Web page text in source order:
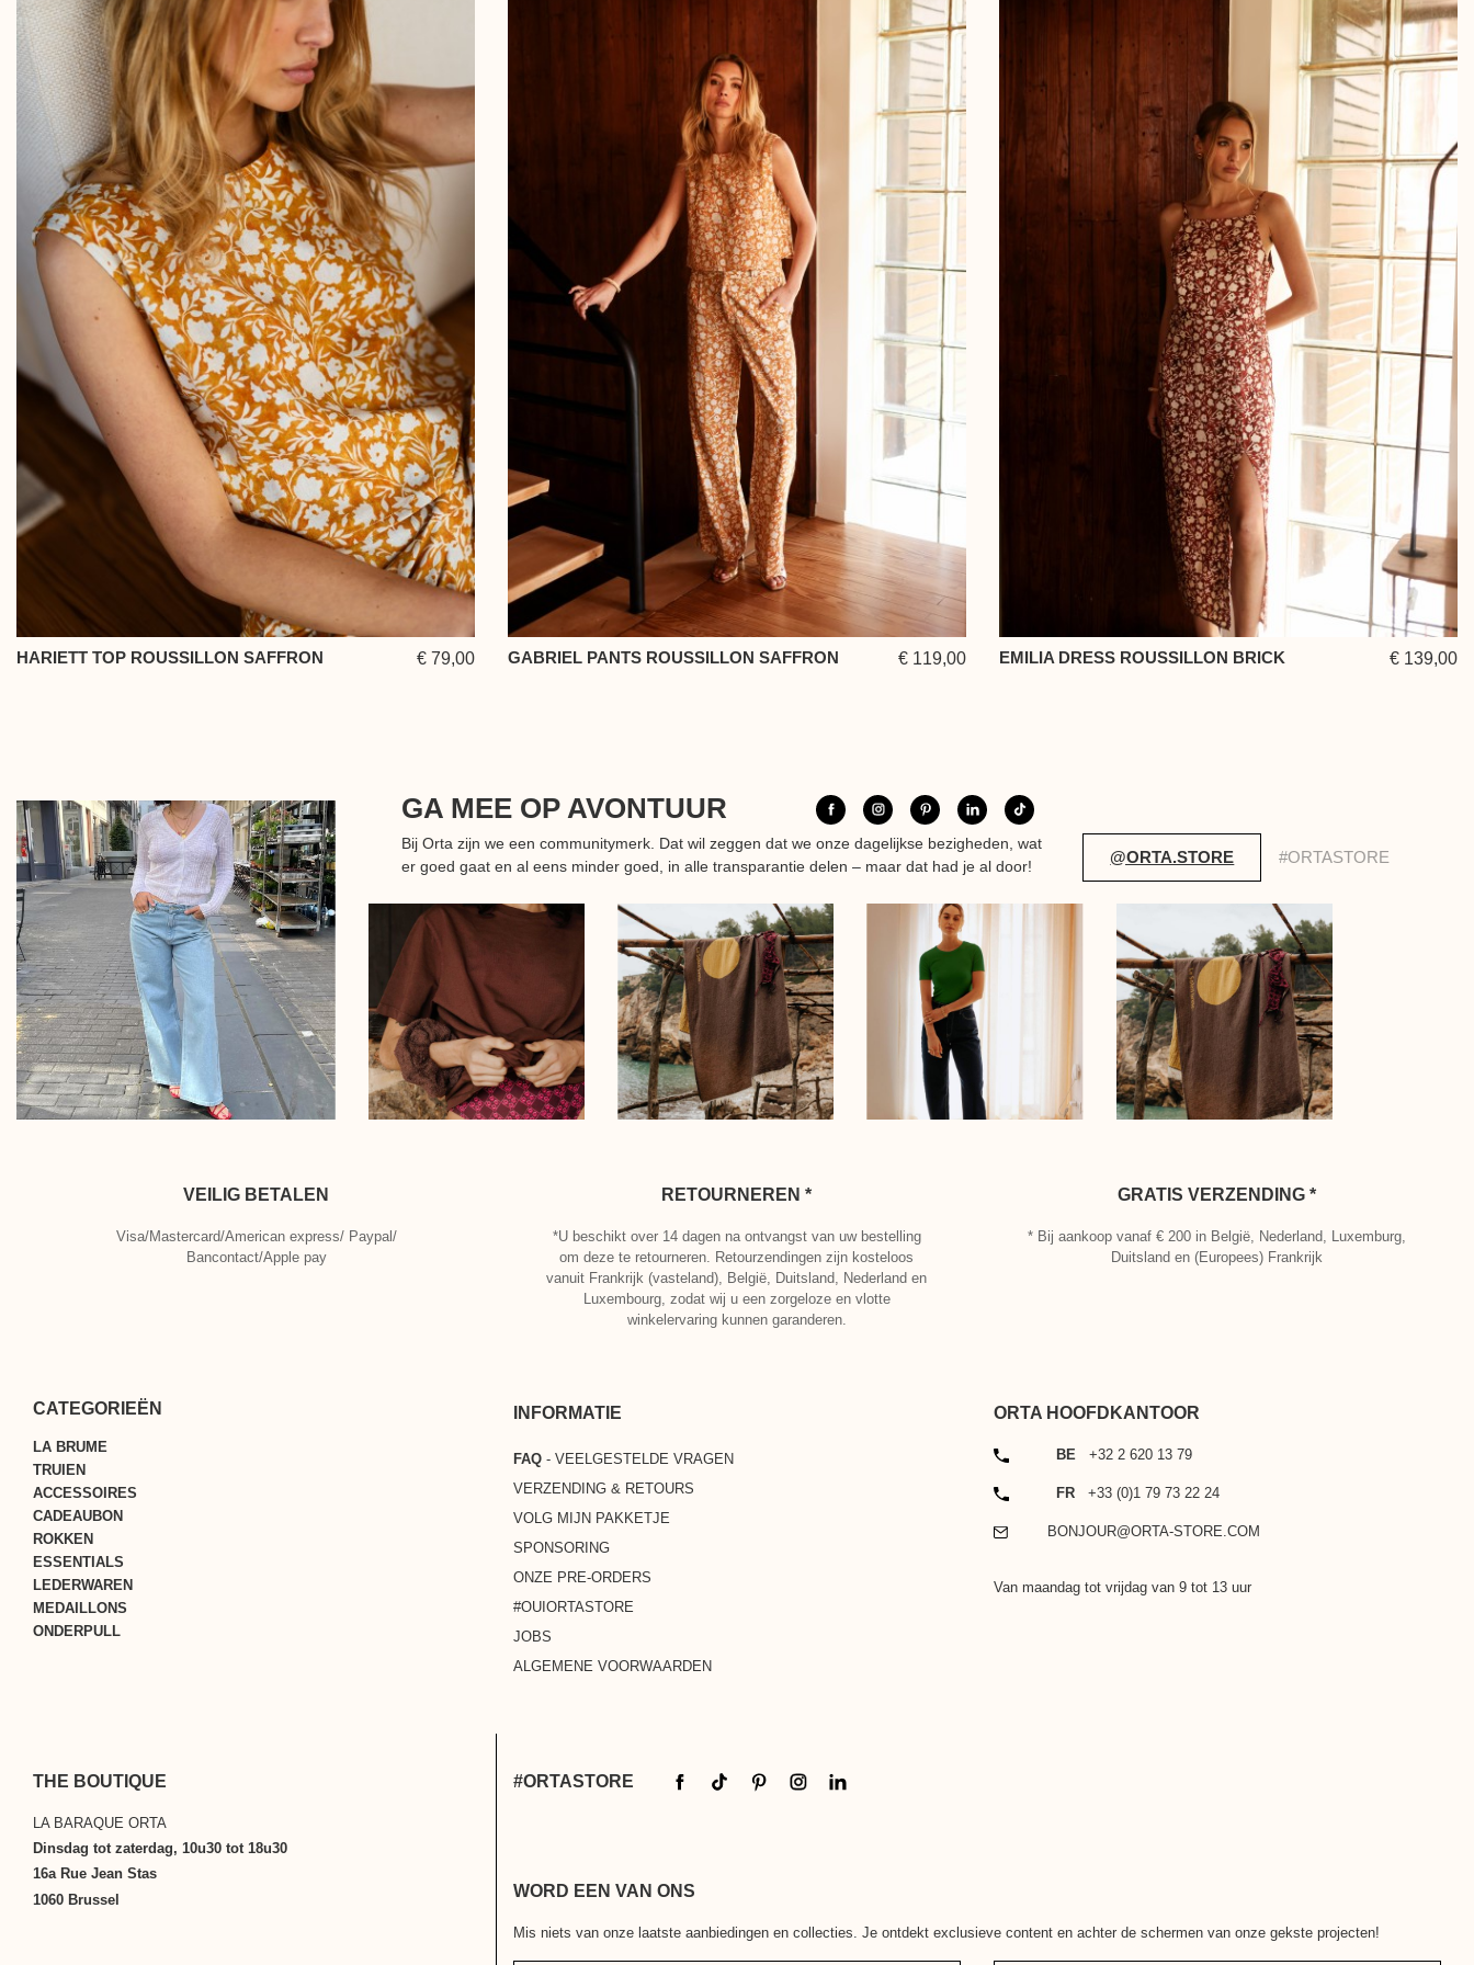
HARIETT TOP ROUSSILLON SAFFRON € 79,00 GABRIEL PANTS ROUSSILLON SAFFRON € 119,00 EMILIA DRESS ROUSSILLON BRICK € 139,00
GA MEE OP AVONTUUR
Bij Orta zijn we een communitymerk. Dat wil zeggen dat we onze dagelijkse bezigheden, wat
er goed gaat en al eens minder goed, in alle transparantie delen – maar dat had je al door!
@ORTA.STORE #ORTASTORE
VEILIG BETALEN
Visa/Mastercard/American express/ Paypal/
Bancontact/Apple pay
RETOURNEREN *
*U beschikt over 14 dagen na ontvangst van uw bestelling
om deze te retourneren. Retourzendingen zijn kosteloos
vanuit Frankrijk (vasteland), België, Duitsland, Nederland en
Luxembourg, zodat wij u een zorgeloze en vlotte
winkelervaring kunnen garanderen.
GRATIS VERZENDING *
* Bij aankoop vanaf € 200 in België, Nederland, Luxemburg,
Duitsland en (Europees) Frankrijk
CATEGORIEËN
LA BRUME
TRUIEN
ACCESSOIRES
CADEAUBON
ROKKEN
ESSENTIALS
LEDERWAREN
MEDAILLONS
ONDERPULL
INFORMATIE
ALGEMENE VOORWAARDEN
VERZENDING & RETOURS
ONZE PRE-ORDERS
#OUIORTASTORE
SPONSORING
FAQ- VEELGESTELDE VRAGEN
VOLG MIJN PAKKETJE
JOBS
ORTA HOOFDKANTOOR
TELEFOON
BE +32 2 620 13 79
TELEFOON
FR +33 (0)1 79 73 22 24
EMAILBONJOUR@ORTA-STORE.COM
Van maandag tot vrijdag van 9 tot 13 uur
THE BOUTIQUE
LA BARAQUE ORTA
Dinsdag tot zaterdag, 10u30 tot 18u30
16a Rue Jean Stas
1060 Brussel
#ORTASTORE
WORD EEN VAN ONS
Mis niets van onze laatste aanbiedingen en collecties. Je ontdekt exclusieve content en achter de schermen van onze gekste projecten!